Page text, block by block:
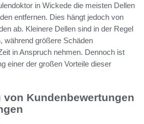
in Wickede die meisten Dellen
entfernen. Dies hängt jedoch von
ab. Kleinere Dellen sind in der Regel
während größere Schäden
in Anspruch nehmen. Dennoch ist
einer der großen Vorteile dieser
von Kundenbewertungen